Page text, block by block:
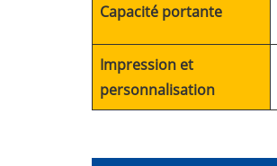
Capacité portante
Impression et
personnalisation